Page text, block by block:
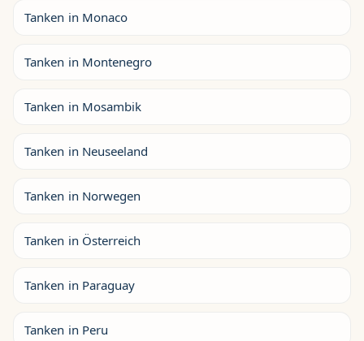
Tanken in Monaco
Tanken in Montenegro
Tanken in Mosambik
Tanken in Neuseeland
Tanken in Norwegen
Tanken in Österreich
Tanken in Paraguay
Tanken in Peru